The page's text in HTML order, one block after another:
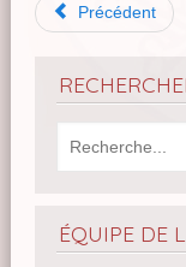
Précédent
ÉQUIPE DE